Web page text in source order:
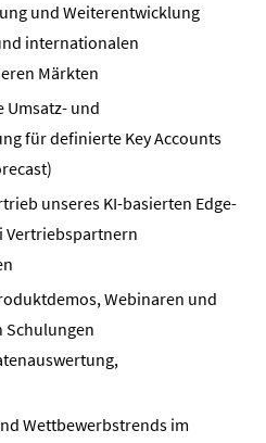
und Weiterentwicklung
internationalen
Märkten
Umsatz- und
für definierte Key Accounts
unseres KI-basierten Edge-
Vertriebspartnern
Webinaren und
Schulungen
Wettbewerbstrends im